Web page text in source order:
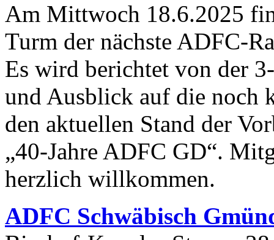
Am Mittwoch 18.6.2025
Turm der nächste ADFC-​
Es wird berichtet von der 3
und Ausblick auf die noch
den aktuellen Stand der
„40-​Jahre ADFC GD“.
herzlich willkommen.
ADFC Schwäbisch